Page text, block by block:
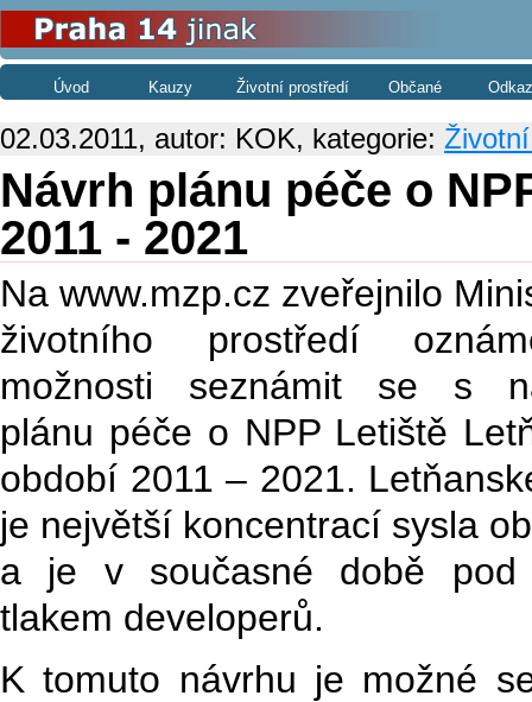
Úvod Kauzy Životní prostředí Občané
02.03.2011, autor: KOK, kategorie:
Návrh plánu péče o
2011 - 2021
Na www.mzp.cz zveřejnilo
životního prostředí
možnosti seznámit se s
plánu péče o NPP Letiště
období 2011 – 2021.
je největší koncentrací sysla
a je v současné době pod
tlakem developerů.
K tomuto návrhu je možné